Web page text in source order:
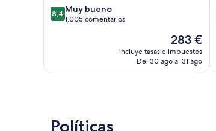
8.4
sobre
8,4 Muy bueno
1.005 comentarios
El
precio
actual
283 €
incluye tasas e impuestos
Del 30 ago al 31 ago
Políticas